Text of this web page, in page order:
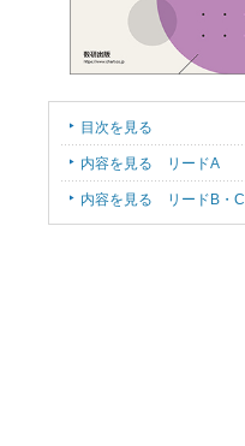
目次を見る
内容を見る リードA
内容を見る リードB・C